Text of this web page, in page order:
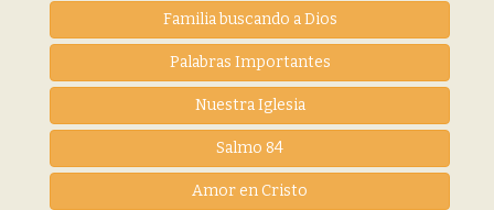
Familia buscando a Dios
Palabras Importantes
Nuestra Iglesia
Salmo 84
Amor en Cristo